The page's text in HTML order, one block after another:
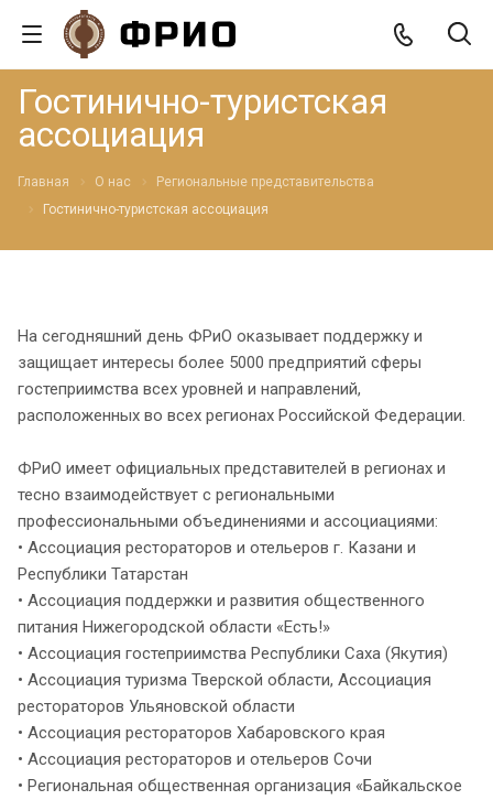
Гостинично-туристская
ассоциация
Главная О нас
Региональные представительства
Гостинично-туристская ассоциация
На сегодняшний день ФРиО оказывает поддержку и
защищает интересы более 5000 предприятий сферы
гостеприимства всех уровней и направлений,
расположенных во всех регионах Российской Федерации.
ФРиО имеет официальных представителей в регионах и
тесно взаимодействует с региональными
профессиональными объединениями и ассоциациями:
• Ассоциация рестораторов и отельеров г. Казани и
Республики Татарстан
• Ассоциация поддержки и развития общественного
питания Нижегородской области «Есть!»
• Ассоциация гостеприимства Республики Саха (Якутия)
• Ассоциация туризма Тверской области, Ассоциация
рестораторов Ульяновской области
• Ассоциация рестораторов Хабаровского края
• Ассоциация рестораторов и отельеров Сочи
• Региональная общественная организация «Байкальское